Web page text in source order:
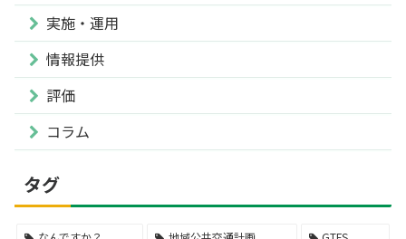
実施・運用
情報提供
評価
コラム
タグ